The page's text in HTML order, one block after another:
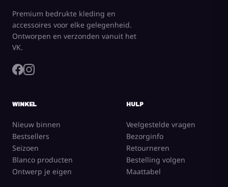
Premium bedrukte kleding en
accessoires voor elke gelegenheid.
Ontworpen en verzonden vanuit het
VK.
WINKEL
Nieuw binnen
Bestsellers
Seizoen
Blanco producten
Ontwerp je eigen
HULP
Veelgestelde vragen
Bezorginfo
Retourneren
Bestelling volgen
Maattabel